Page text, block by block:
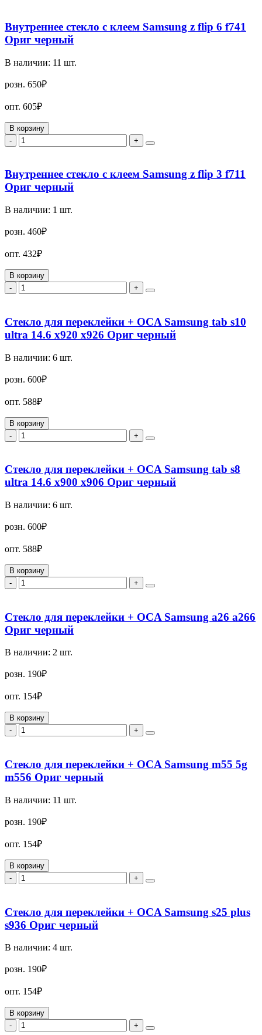
Внутреннее стекло с клеем Samsung z flip 6 f741
Ориг черный
В наличии: 11 шт.
розн. 650₽
опт. 605₽
В корзину
-
+
Внутреннее стекло с клеем Samsung z flip 3 f711
Ориг черный
В наличии: 1 шт.
розн. 460₽
опт. 432₽
В корзину
-
+
Стекло для переклейки + OCA Samsung tab s10
ultra 14.6 x920 x926 Ориг черный
В наличии: 6 шт.
розн. 600₽
опт. 588₽
В корзину
-
+
Стекло для переклейки + OCA Samsung tab s8
ultra 14.6 x900 x906 Ориг черный
В наличии: 6 шт.
розн. 600₽
опт. 588₽
В корзину
-
+
Стекло для переклейки + OCA Samsung a26 a266
Ориг черный
В наличии: 2 шт.
розн. 190₽
опт. 154₽
В корзину
-
+
Стекло для переклейки + OCA Samsung m55 5g
m556 Ориг черный
В наличии: 11 шт.
розн. 190₽
опт. 154₽
В корзину
-
+
Стекло для переклейки + OCA Samsung s25 plus
s936 Ориг черный
В наличии: 4 шт.
розн. 190₽
опт. 154₽
В корзину
-
+